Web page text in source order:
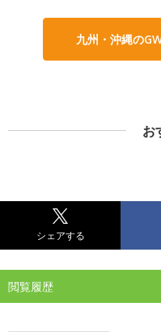
九州・沖縄の
お
シェアする
閲覧履歴